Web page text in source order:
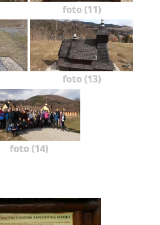
foto (11)
foto (13)
foto (14)